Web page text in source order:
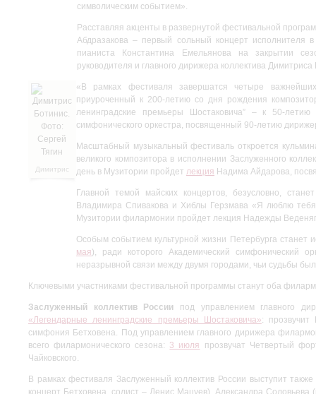
символическим событием».
Расставляя акценты в развернутой фестивальной
Абдразакова – первый сольный концерт
пианиста Константина Емельянова на закрытии
руководителя и главного дирижера коллектива
Димитрис
«В рамках фестиваля завершатся четыре
приуроченный к 200-летию со дня рождения
ленинградские премьеры Шостаковича” – к 50-
симфонического оркестра, посвященный 90-летию
Масштабный музыкальный фестиваль откроется
великого композитора в исполнении Заслуженного
день в Музитории пройдет лекция Надима Айдарова,
Главной темой майских концертов, безусловно,
Владимира Спивакова и Хиблы Герзмава «Я люблю
Музитории филармонии пройдет лекция Надежды
Особым событием культурной жизни Петербурга
мая), ради которого Академический симфонический
неразрывной связи между двумя городами, чьи судьбы
Ключевыми участниками фестивальной программы станут оба
Заслуженный коллектив России под управлением главного
«Легендарные ленинградские премьеры Шостаковича»:
симфония Бетховена. Под управлением главного дирижера
всего филармонического сезона: 3 июля
прозвучат Четвертый
Чайковского.
В рамках фестиваля Заслуженный коллектив России выступит
концерт Бетховена, солист – Денис Мацуев), Александра